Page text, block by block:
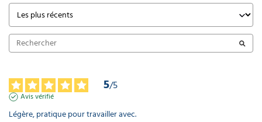
5/5
Avis vérifié
Légère, pratique pour travailler avec.